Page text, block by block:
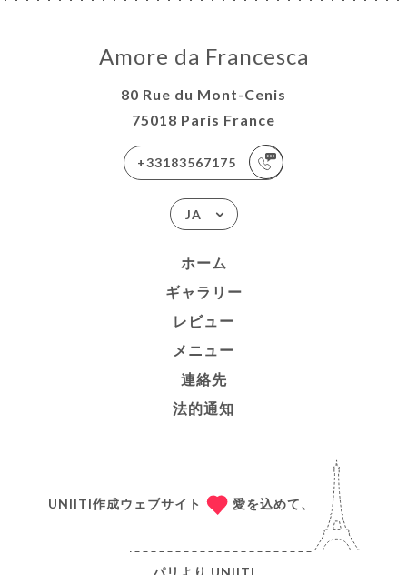
Amore da Francesca
80 Rue du Mont-Cenis
75018 Paris France
+33183567175
JA
ホーム
ギャラリー
レビュー
メニュー
連絡先
法的通知
UNIITI作成ウェブサイト 愛を込めて、
パリより UNIITI